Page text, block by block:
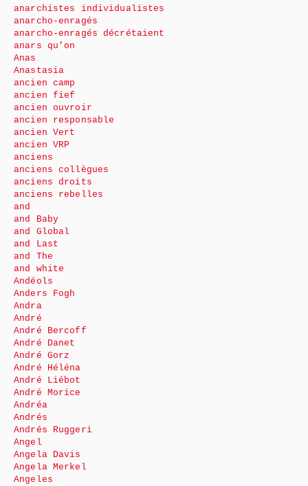
anarchistes individualistes
anarcho-enragés
anarcho-enragés décrétaient
anars qu’on
Anas
Anastasia
ancien camp
ancien fief
ancien ouvroir
ancien responsable
ancien Vert
ancien VRP
anciens
anciens collègues
anciens droits
anciens rebelles
and
and Baby
and Global
and Last
and The
and white
Andéols
Anders Fogh
Andra
André
André Bercoff
André Danet
André Gorz
André Héléna
André Liébot
André Morice
Andréa
Andrés
Andrés Ruggeri
Angel
Angela Davis
Angela Merkel
Angeles